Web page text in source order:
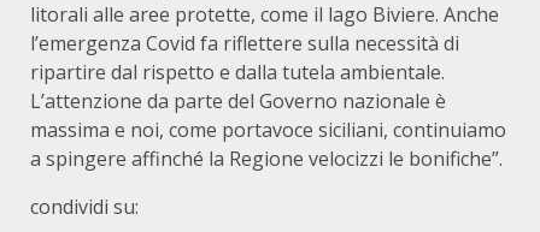
litorali alle aree protette, come il lago Biviere. Anche
l’emergenza Covid fa riflettere sulla necessità di
ripartire dal rispetto e dalla tutela ambientale.
L’attenzione da parte del Governo nazionale è
massima e noi, come portavoce siciliani, continuiamo
a spingere affinché la Regione velocizzi le bonifiche”.
condividi su: